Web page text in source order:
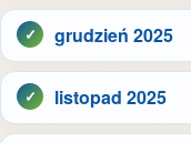
grudzień 2025
listopad 2025